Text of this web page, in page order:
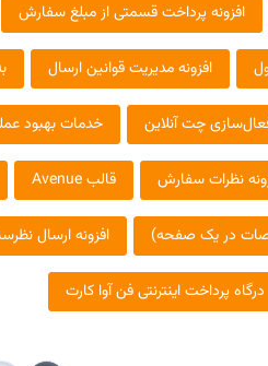
افزونه پرداخت قسمتی از مبلغ سفارش
افزونه مدیریت قوانین ارسال
چت آنلاین خدمات بهبود
نظرات سفارش قالب Avenue
در یک صفحه) افزونه ارسال
درگاه پرداخت اینترنتی فن آوا کارت